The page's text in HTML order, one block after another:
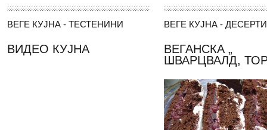
ВЕГЕ КУЈНА - ТЕСТЕНИНИ
ВИДЕО КУЈНА
ВЕГЕ КУЈНА - ДЕСЕРТИ
ВЕГАНСКА „
ШВАРЦВАЛД,